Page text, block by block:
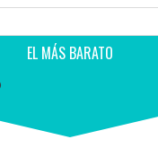
EL MÁS BARATO